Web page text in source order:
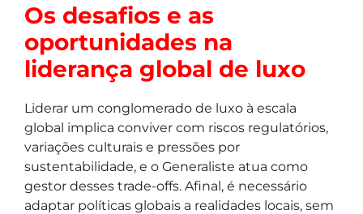
Os desafios e as
oportunidades na
liderança global de luxo
Liderar um conglomerado de luxo à escala
global implica conviver com riscos regulatórios,
variações culturais e pressões por
sustentabilidade, e o Generaliste atua como
gestor desses trade-offs. Afinal, é necessário
adaptar políticas globais a realidades locais, sem